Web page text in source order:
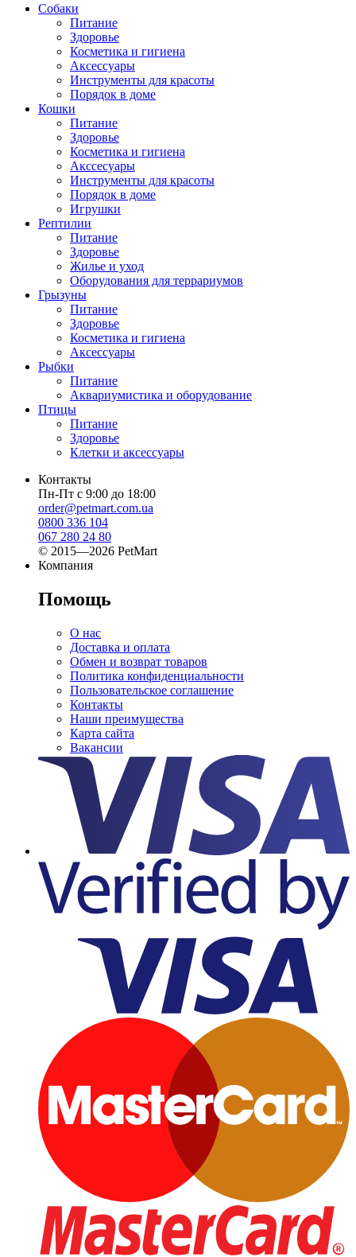
Собаки
Питание
Здоровье
Косметика и гигиена
Аксессуары
Инструменты для красоты
Порядок в доме
Кошки
Питание
Здоровье
Косметика и гигиена
Акссесуары
Инструменты для красоты
Порядок в доме
Игрушки
Рептилии
Питание
Здоровье
Жилье и уход
Оборудования для террариумов
Грызуны
Питание
Здоровье
Косметика и гигиена
Аксессуары
Рыбки
Питание
Аквариумистика и оборудование
Птицы
Питание
Здоровье
Клетки и аксессуары
Контакты
Пн-Пт с 9:00 до 18:00
order@petmart.com.ua
0800 336 104
067 280 24 80
© 2015—2026 PetMart
Компания
Помощь
О нас
Доставка и оплата
Обмен и возврат товаров
Политика конфиденциальности
Пользовательское соглашение
Контакты
Наши преимущества
Карта сайта
Вакансии